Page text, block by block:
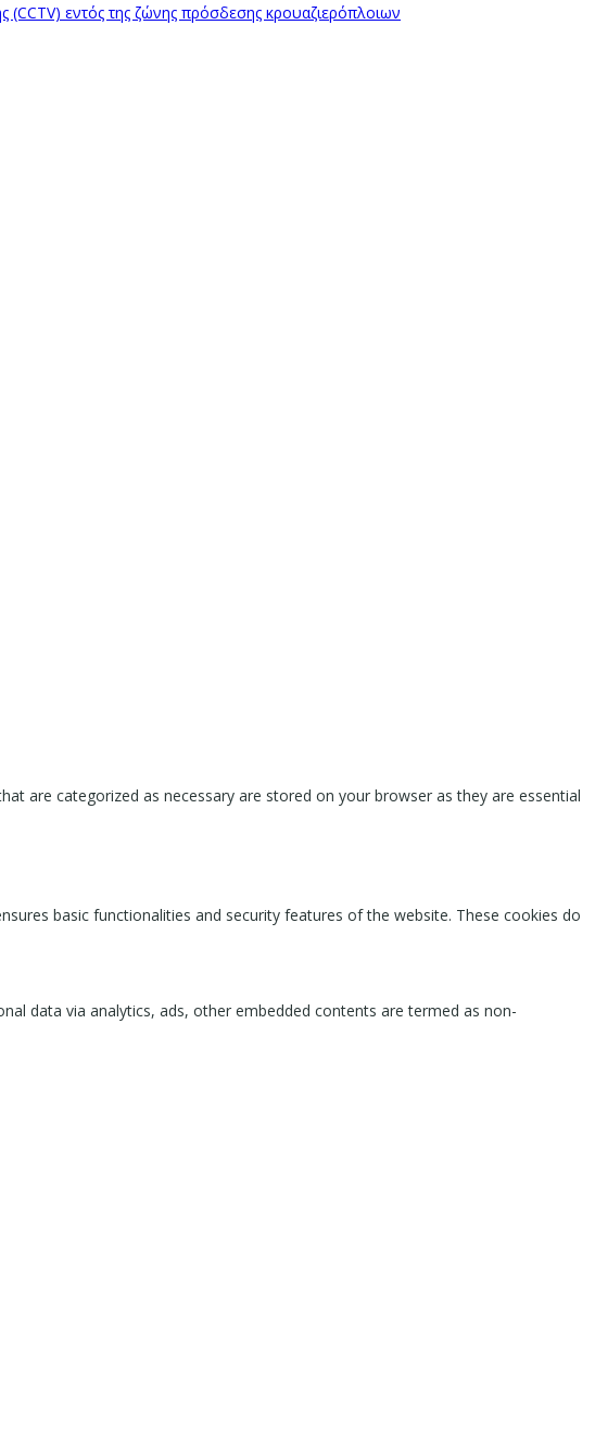
εντός της ζώνης πρόσδεσης κρουαζιερόπλοιων
are categorized as necessary are stored on your browser as they are essential
basic functionalities and security features of the website. These cookies do
data via analytics, ads, other embedded contents are termed as non-